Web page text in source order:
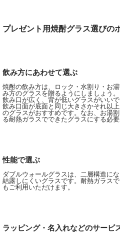
プレゼント用焼酎グラス選びの
飲み方にあわせて選ぶ
焼酎の飲み方は、ロック・水割り・お
み方のグラスを贈るようにしましょう
飲み口が広く、背が低いグラスがいい
飲み口面が底面と同じ大きさかそれ以
のグラスがおすすめです。なお、お湯
る耐熱ガラスでできたグラスにする必要
性能で選ぶ
ダブルウォールグラスは、二層構造に
結露しにくいグラスです。耐熱ガラス
もご利用いただけます。
ラッピング・名入れなどのサービ